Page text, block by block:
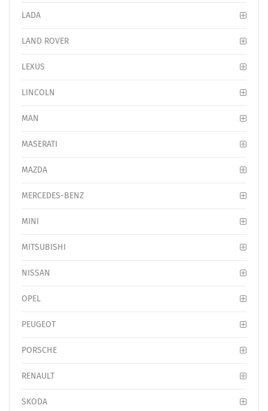
LADA
LAND ROVER
LEXUS
LINCOLN
MAN
MASERATI
MAZDA
MERCEDES-BENZ
MINI
MITSUBISHI
NISSAN
OPEL
PEUGEOT
PORSCHE
RENAULT
SKODA